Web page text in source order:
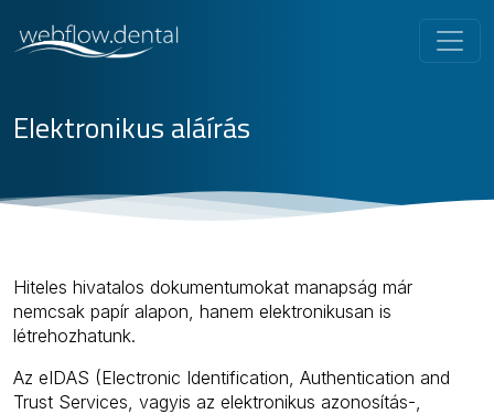
Elektronikus aláírás
Hiteles hivatalos dokumentumokat manapság már
nemcsak papír alapon, hanem elektronikusan is
létrehozhatunk.
Az eIDAS (Electronic Identification, Authentication and
Trust Services, vagyis az elektronikus azonosítás-,